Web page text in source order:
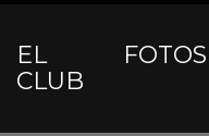
EL
CLUB
FOTOS